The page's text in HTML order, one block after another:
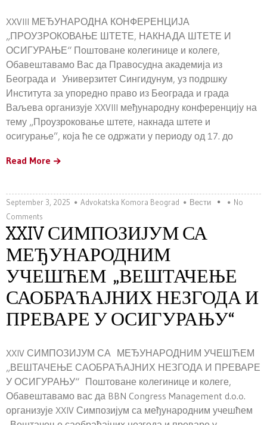
XXVIII МЕЂУНАРОДНА КОНФЕРЕНЦИЈА
„ПРОУЗРОКОВАЊЕ ШТЕТЕ, НАКНАДА ШТЕТЕ И
ОСИГУРАЊЕ“ Поштоване колегинице и колеге,
Обавештавамо Вас да Правосудна академија из
Београда и Универзитет Сингидунум, уз подршку
Института за упоредно право из Београда и града
Ваљева организује XXVIII међународну конференцију на
тему „Проузроковање штете, накнада штете и
осигурање”, која ће се одржати у периоду од 17. до
Read More
September 3, 2025 Advokatska Komora Beograd Вести
No
Comments
XXIV СИМПОЗИЈУМ СА
МЕЂУНАРОДНИМ
УЧЕШЋЕМ „ВЕШТАЧЕЊЕ
САОБРАЋАЈНИХ НЕЗГОДА И
ПРЕВАРЕ У ОСИГУРАЊУ“
XXIV СИМПОЗИЈУМ СА МЕЂУНАРОДНИМ УЧЕШЋЕМ
„ВЕШТАЧЕЊЕ САОБРАЋАЈНИХ НЕЗГОДА И ПРЕВАРЕ
У ОСИГУРАЊУ“ Поштоване колегинице и колеге,
Обавештавамо вас да BBN Congress Management d.o.o.
организује XXIV Симпозијум са међународним учешћем